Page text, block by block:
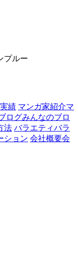
プルー
績 マンガ家紹介マ
ログみんなのブロ
法 バラエティバラ
ション 会社概要会